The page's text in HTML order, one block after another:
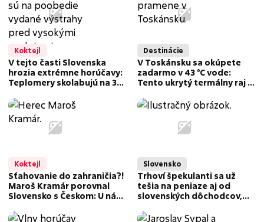
Koktejl
V tejto časti Slovenska
hrozia extrémne horúčavy:
Teplomery skolabujú na 34
výstrahy!
Destinácie
V Toskánsku sa okúpete
zadarmo v 43 °C vode:
Tento ukrytý termálny raj v
navštíviť
Koktejl
Sťahovanie do zahraničia?!
Maroš Kramár porovnal
Slovensko s Českom: U nás
Slovensko
Trhoví špekulanti sa už
tešia na peniaze aj od
slovenských dôchodcov,
odpustky